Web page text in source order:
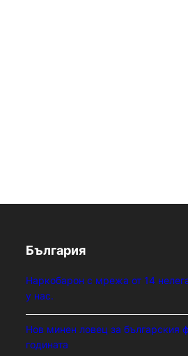
България
Наркобарон с мрежа от 14
у нас.
Нов минен ловец за българския
годината